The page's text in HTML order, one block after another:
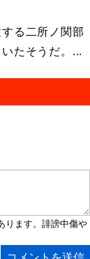
る二所ノ関部
たそうだ。...